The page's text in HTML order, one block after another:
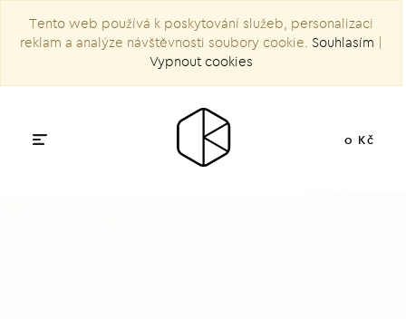
Tento web používá k poskytování služeb, personalizaci
reklam a analýze návštěvnosti soubory cookie. Souhlasím |
Vypnout cookies
0 Kč